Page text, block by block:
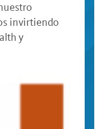
invirtiendo
y